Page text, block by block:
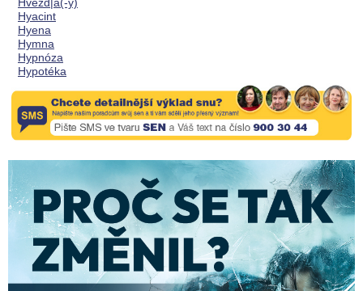
Hyacint
Hyena
Hymna
Hypnóza
Hypotéka